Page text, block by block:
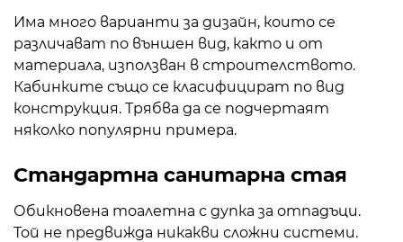
Има много варианти за дизайн, които се
различават по външен вид, както и от
материала, използван в строителството.
Кабинките също се класифицират по вид
конструкция. Трябва да се подчертаят
няколко популярни примера.
Стандартна санитарна стая
Обикновена тоалетна с дупка за отпадъци.
Той не предвижда никакви сложни системи.